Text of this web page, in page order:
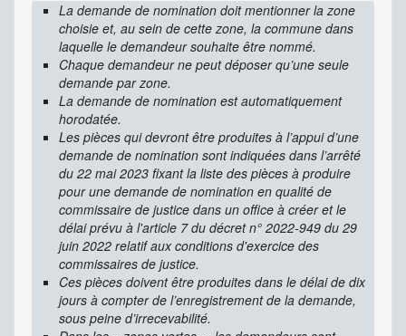
La demande de nomination doit mentionner la zone
choisie et, au sein de cette zone, la commune dans
laquelle le demandeur souhaite être nommé.
Chaque demandeur ne peut déposer qu’une seule
demande par zone.
La demande de nomination est automatiquement
horodatée.
Les pièces qui devront être produites à l’appui d’une
demande de nomination sont indiquées dans l’arrêté
du 22 mai 2023 fixant la liste des pièces à produire
pour une demande de nomination en qualité de
commissaire de justice dans un office à créer et le
délai prévu à l'article 7 du décret n° 2022-949 du 29
juin 2022 relatif aux conditions d'exercice des
commissaires de justice.
Ces pièces doivent être produites dans le délai de dix
jours à compter de l’enregistrement de la demande,
sous peine d’irrecevabilité.